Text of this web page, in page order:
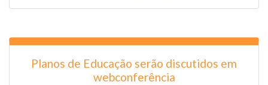
Planos de Educação serão discutidos em
webconferência